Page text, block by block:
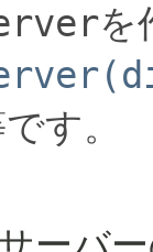
を
す。